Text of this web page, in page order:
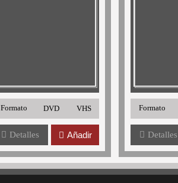
Formato DVD VHS
Detalles Añadir
Formato
Detalles